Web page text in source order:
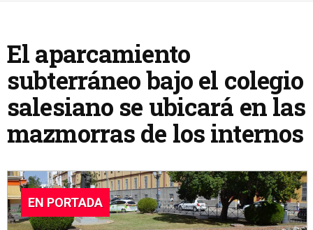
El aparcamiento
subterráneo bajo el colegio
salesiano se ubicará en las
mazmorras de los internos
EN PORTADA